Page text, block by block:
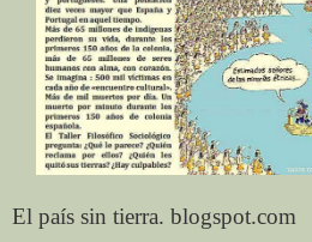
El país sin tierra. blogspot.com